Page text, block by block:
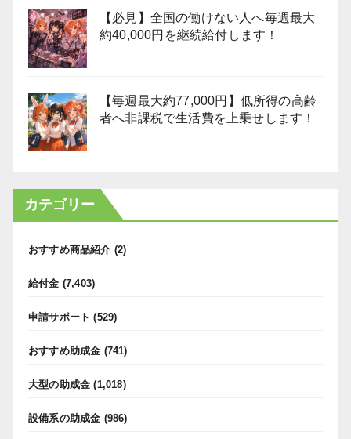
【必見】全国の働けない人へ毎週最大
約40,000円を継続給付します！
【毎週最大約77,000円】低所得の高齢
者へ非課税で生活費を上乗せします！
カテゴリー
おすすめ商品紹介 (2)
給付金 (7,403)
申請サポート (529)
おすすめ助成金 (741)
大型の助成金 (1,018)
設備系の助成金 (986)